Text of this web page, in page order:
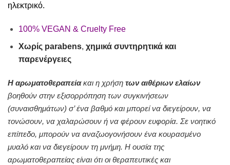
ηλεκτρικό.
100% VEGAN & Cruelty Free
Χωρίς parabens, χημικά συντηρητικά και
παρενέργειες
Η αρωματοθεραπείακαι η χρήση των αιθέριων ελαίων
βοηθούν στην εξισορρόπηση των συγκινήσεων
(συναισθημάτων) σ’ ένα βαθμό και μπορεί να διεγείρουν, να
τονώσουν, να χαλαρώσουν ή να φέρουν ευφορία. Σε νοητικό
επίπεδο, μπορούν να αναζωογονήσουν ένα κουρασμένο
μυαλό και να διεγείρουν τη μνήμη. Η ουσία της
αρωματοθεραπείας είναι ότι οι θεραπευτικές και